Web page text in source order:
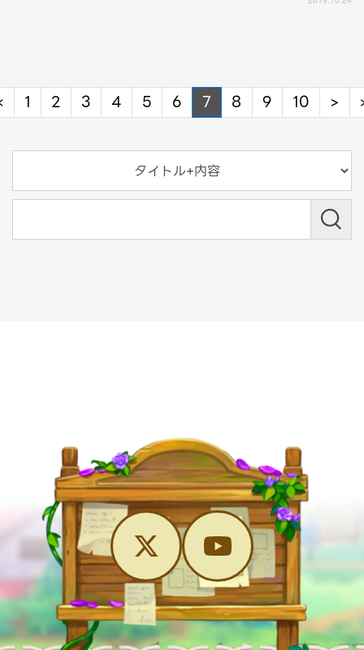
Previous
1 2 3 4 5 6 7 8 9 10 >